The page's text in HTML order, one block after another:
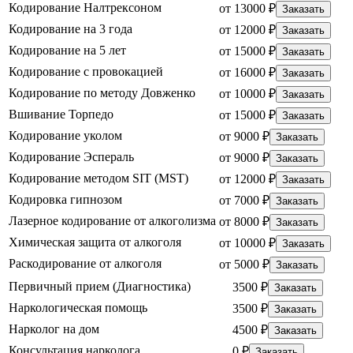
Кодирование Налтрексоном от 13000 ₽ Заказать
Кодирование на 3 года от 12000 ₽ Заказать
Кодирование на 5 лет от 15000 ₽ Заказать
Кодирование с провокацией от 16000 ₽ Заказать
Кодирование по методу Довженко от 10000 ₽ Заказать
Вшивание Торпедо от 15000 ₽ Заказать
Кодирование уколом от 9000 ₽ Заказать
Кодирование Эспераль от 9000 ₽ Заказать
Кодирование методом SIT (MST) от 12000 ₽ Заказать
Кодировка гипнозом от 7000 ₽ Заказать
Лазерное кодирование от алкоголизма от 8000 ₽ Заказать
Химическая защита от алкоголя от 10000 ₽ Заказать
Раскодирование от алкоголя от 5000 ₽ Заказать
Первичный прием (Диагностика) 3500 ₽ Заказать
Наркологическая помощь 3500 ₽ Заказать
Нарколог на дом 4500 ₽ Заказать
Консультация нарколога